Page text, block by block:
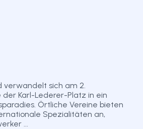
verwandelt sich am 2.
Karl-Lederer-Platz in ein
Örtliche Vereine bieten
Spezialitäten an,
...